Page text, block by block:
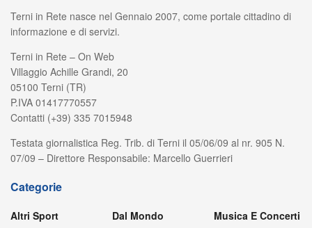
Terni in Rete nasce nel Gennaio 2007, come portale cittadino di
informazione e di servizi.
Terni in Rete – On Web
Villaggio Achille Grandi, 20
05100 Terni (TR)
P.IVA 01417770557
Contatti (+39) 335 7015948
Testata giornalistica Reg. Trib. di Terni il 05/06/09 al nr. 905 N.
07/09 – Direttore Responsabile: Marcello Guerrieri
Categorie
Altri Sport
Dal Mondo
Musica E Concerti